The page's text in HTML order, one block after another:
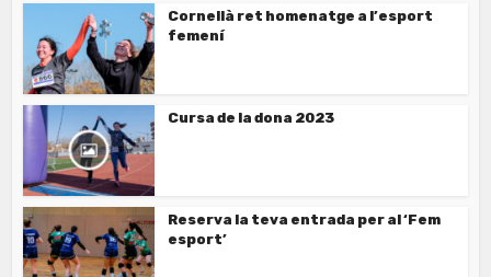
Cornellà ret homenatge a l’esport
femení
Cursa de la dona 2023
Reserva la teva entrada per al ‘Fem
esport’